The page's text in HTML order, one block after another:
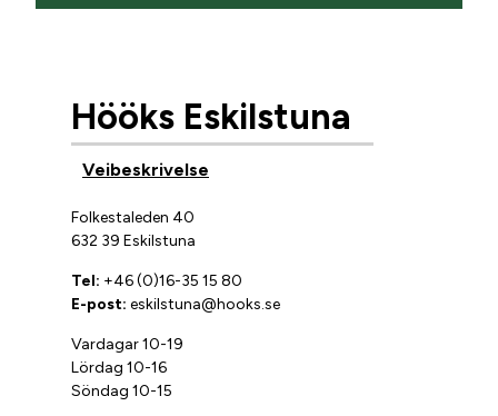
Hööks Eskilstuna
Veibeskrivelse
Folkestaleden 40
632 39 Eskilstuna
Tel: +46 (0)16-35 15 80
E-post: eskilstuna@hooks.se
Vardagar 10-19
Lördag 10-16
Söndag 10-15